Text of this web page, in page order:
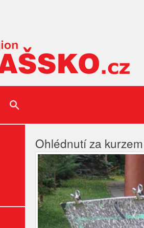
Ohlédnutí za